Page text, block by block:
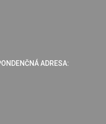
ADRESA: